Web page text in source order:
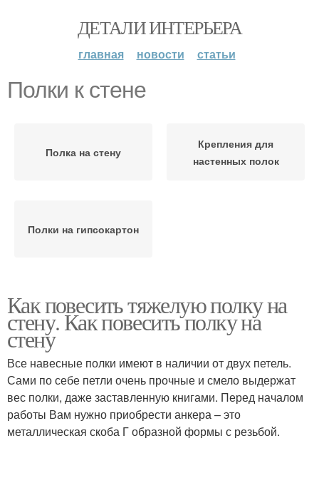
ДЕТАЛИ ИНТЕРЬЕРА
главная новости статьи
Полки к стене
Полка на стену
Крепления для
настенных полок
Полки на гипсокартон
Как повесить тяжелую полку на
стену. Как повесить полку на
стену
Все навесные полки имеют в наличии от двух петель.
Сами по себе петли очень прочные и смело выдержат
вес полки, даже заставленную книгами. Перед началом
работы Вам нужно приобрести анкера – это
металлическая скоба Г образной формы с резьбой.